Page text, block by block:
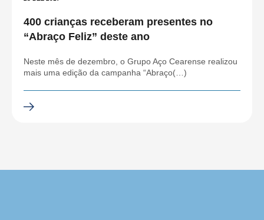
400 crianças receberam presentes no
“Abraço Feliz” deste ano
Neste mês de dezembro, o Grupo Aço Cearense realizou
mais uma edição da campanha “Abraço(…)